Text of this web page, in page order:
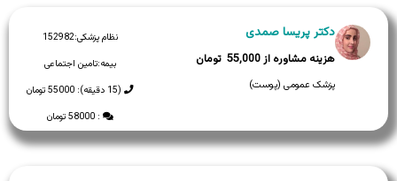
نظام پزشکی:152982
بیمه:تامین اجتماعی
(15 دقیقه): 55000 تومان
: 58000 تومان
دکتر پریسا صمدی
55,000
پزشک عمومی (پوست)